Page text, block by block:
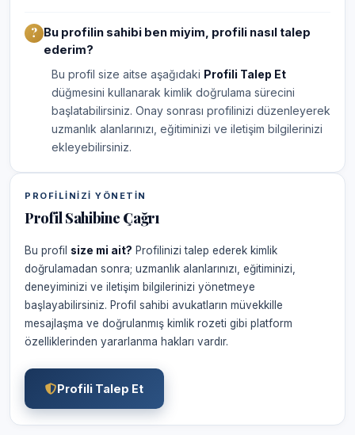
Bu profilin sahibi ben miyim, profili nasıl talep
ederim?
Bu profil size aitse aşağıdaki Profili Talep Et
düğmesini kullanarak kimlik doğrulama sürecini
başlatabilirsiniz. Onay sonrası profilinizi düzenleyerek
uzmanlık alanlarınızı, eğitiminizi ve iletişim bilgilerinizi
ekleyebilirsiniz.
PROFILINIZI YÖNETIN
Profil Sahibine Çağrı
Bu profil size mi ait? Profilinizi talep ederek kimlik
doğrulamadan sonra; uzmanlık alanlarınızı, eğitiminizi,
deneyiminizi ve iletişim bilgilerinizi yönetmeye
başlayabilirsiniz. Profil sahibi avukatların müvekkille
mesajlaşma ve doğrulanmış kimlik rozeti gibi platform
özelliklerinden yararlanma hakları vardır.
Profili Talep Et